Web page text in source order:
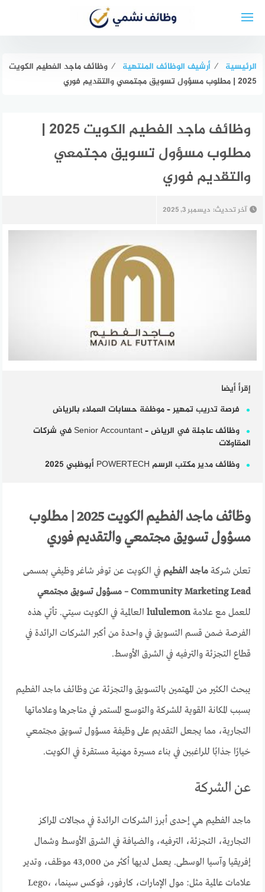
الرئيسية ⁄ أرشيف الوظائف المنتهية ⁄ وظائف ماجد الفطيم الكويت
2025 | مطلوب مسؤول تسويق مجتمعي والتقديم فوري
وظائف ماجد الفطيم الكويت 2025 |
مطلوب مسؤول تسويق مجتمعي
والتقديم فوري
آخر تحديث: ديسمبر 3, 2025
إقرأ أيضا
فرصة تدريب تمهير – موظفة حسابات العملاء بالرياض
وظائف عاجلة في الرياض – Senior Accountant في شركات
المقاولات
وظائف مدير مكتب الرسم POWERTECH أبوظبي 2025
وظائف ماجد الفطيم الكويت 2025 | مطلوب
مسؤول تسويق مجتمعي والتقديم فوري
تعلن شركةماجد الفطيم في الكويت عن توفر شاغر وظيفي بمسمى
Community Marketing Lead – مسؤول تسويق مجتمعي
للعمل مع علامةlululemon العالمية في الكويت سيتي. تأتي هذه
الفرصة ضمن قسم التسويق في واحدة من أكبر الشركات الرائدة في
قطاع التجزئة والترفيه في الشرق الأوسط.
يبحث الكثير من المهتمين بالتسويق والتجزئة عن وظائف ماجد الفطيم
بسبب المكانة القوية للشركة والتوسع المستمر في متاجرها وعلاماتها
التجارية، مما يجعل التقديم على وظيفة مسؤول تسويق مجتمعي
خيارًا جذابًا للراغبين في بناء مسيرة مهنية مستقرة في الكويت.
عن الشركة
ماجد الفطيم هي إحدى أبرز الشركات الرائدة في مجالات المراكز
التجارية، التجزئة، الترفيه، والضيافة في الشرق الأوسط وشمال
إفريقيا وآسيا الوسطى. يعمل لديها أكثر من 43,000 موظف، وتدير
علامات عالمية مثل: مول الإمارات، كارفور، فوكس سينما، Lego،